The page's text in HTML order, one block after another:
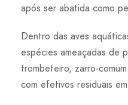
após ser abatida como
Dentro das aves
espécies ameaçadas de
trombeteiro, zarro-
com efetivos residuais